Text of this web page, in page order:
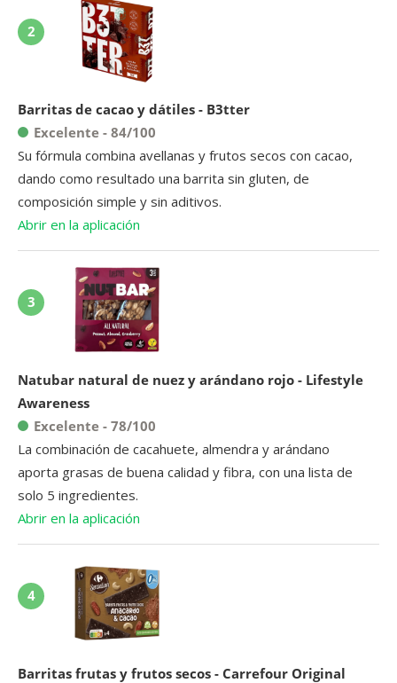
2
Barritas de cacao y dátiles - B3tter
Excelente - 84/100
Su fórmula combina avellanas y frutos secos con cacao,
dando como resultado una barrita sin gluten, de
composición simple y sin aditivos.
Abrir en la aplicación
3
Natubar natural de nuez y arándano rojo - Lifestyle
Awareness
Excelente - 78/100
La combinación de cacahuete, almendra y arándano
aporta grasas de buena calidad y fibra, con una lista de
solo 5 ingredientes.
Abrir en la aplicación
4
Barritas frutas y frutos secos - Carrefour Original